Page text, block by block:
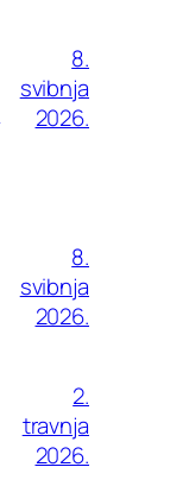
8.
svibnja
2026.
8.
svibnja
2026.
2.
travnja
2026.